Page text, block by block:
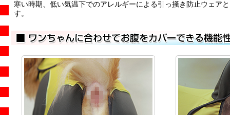
寒い時期、低い気温下でのアレルギーによる引っ掻き防止ウェア
す。